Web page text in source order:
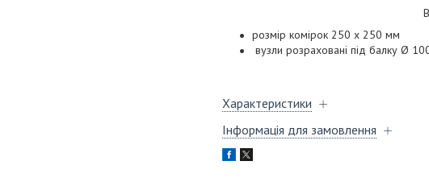
розмір комірок 250 х 250 мм
вузли розраховані під балку Ø
Характеристики
Інформація для замовлення